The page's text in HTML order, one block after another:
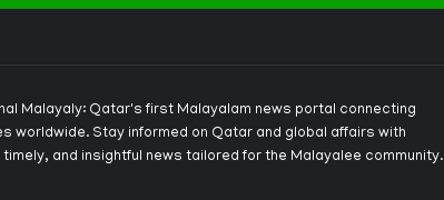
Malayaly: Qatar's first Malayalam news portal connecting
worldwide. Stay informed on Qatar and global affairs with
and insightful news tailored for the Malayalee community.